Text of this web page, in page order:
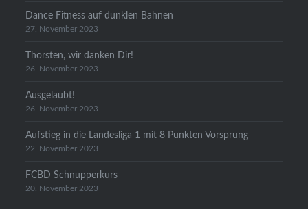
Dance Fitness auf dunklen Bahnen
27. November 2023
Thorsten, wir danken Dir!
26. November 2023
Ausgelaubt!
26. November 2023
Aufstieg in die Landesliga 1 mit 8 Punkten Vorsprung
22. November 2023
FCBD Schnupperkurs
20. November 2023